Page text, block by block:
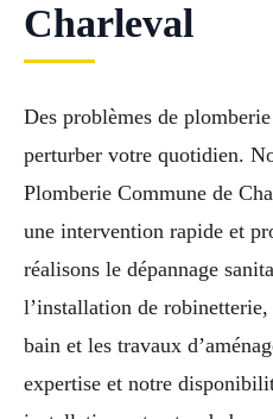
Charleval
Des problèmes de
perturber votre quotidien.
Plomberie Commune de
une intervention rapide et
réalisons le dépannage
l’installation de
bain et les travaux
expertise et notre